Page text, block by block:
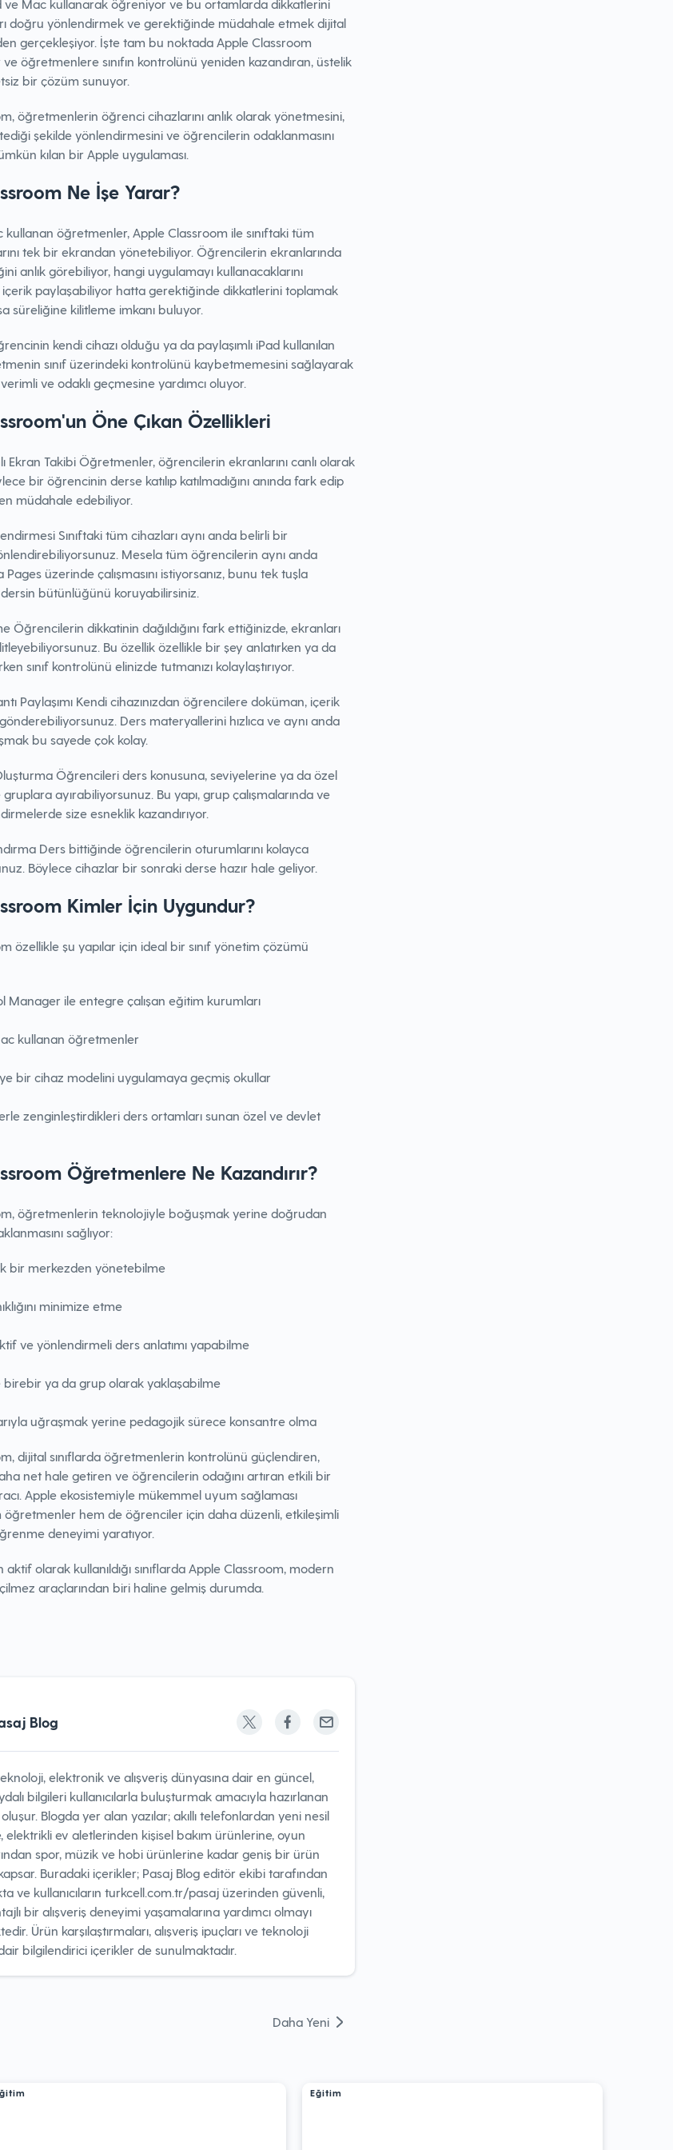
ve Mac kullanarak öğreniyor ve bu ortamlarda dikkatlerini
doğru yönlendirmek ve gerektiğinde müdahale etmek dijital
gerçekleşiyor. İşte tam bu noktada Apple Classroom
öğretmenlere sınıfın kontrolünü yeniden kazandıran, üstelik
bir çözüm sunuyor.
öğretmenlerin öğrenci cihazlarını anlık olarak yönetmesini,
şekilde yönlendirmesini ve öğrencilerin odaklanmasını
kılan bir Apple uygulaması.
Ne İşe Yarar?
kullanan öğretmenler, Apple Classroom ile sınıftaki tüm
tek bir ekrandan yönetebiliyor. Öğrencilerin ekranlarında
anlık görebiliyor, hangi uygulamayı kullanacaklarını
içerik paylaşabiliyor hatta gerektiğinde dikkatlerini toplamak
süreliğine kilitleme imkanı buluyor.
kendi cihazı olduğu ya da paylaşımlı iPad kullanılan
sınıf üzerindeki kontrolünü kaybetmemesini sağlayarak
ve odaklı geçmesine yardımcı oluyor.
Öne Çıkan Özellikleri
Ekran Takibi Öğretmenler, öğrencilerin ekranlarını canlı olarak
bir öğrencinin derse katılıp katılmadığını anında fark edip
müdahale edebiliyor.
Sınıftaki tüm cihazları aynı anda belirli bir
Mesela tüm öğrencilerin aynı anda
üzerinde çalışmasını istiyorsanız, bunu tek tuşla
bütünlüğünü koruyabilirsiniz.
Öğrencilerin dikkatinin dağıldığını fark ettiğinizde, ekranları
Bu özellik özellikle bir şey anlatırken ya da
sınıf kontrolünü elinizde tutmanızı kolaylaştırıyor.
Paylaşımı Kendi cihazınızdan öğrencilere doküman, içerik
Ders materyallerini hızlıca ve aynı anda
bu sayede çok kolay.
Öğrencileri ders konusuna, seviyelerine ya da özel
ayırabiliyorsunuz. Bu yapı, grup çalışmalarında ve
size esneklik kazandırıyor.
Ders bittiğinde öğrencilerin oturumlarını kolayca
Böylece cihazlar bir sonraki derse hazır hale geliyor.
Kimler İçin Uygundur?
özellikle şu yapılar için ideal bir sınıf yönetim çözümü
Manager ile entegre çalışan eğitim kurumları
kullanan öğretmenler
bir cihaz modelini uygulamaya geçmiş okullar
zenginleştirdikleri ders ortamları sunan özel ve devlet
Öğretmenlere Ne Kazandırır?
öğretmenlerin teknolojiyle boğuşmak yerine doğrudan
sağlıyor:
bir merkezden yönetebilme
minimize etme
ve yönlendirmeli ders anlatımı yapabilme
ya da grup olarak yaklaşabilme
uğraşmak yerine pedagojik sürece konsantre olma
dijital sınıflarda öğretmenlerin kontrolünü güçlendiren,
net hale getiren ve öğrencilerin odağını artıran etkili bir
Apple ekosistemiyle mükemmel uyum sağlaması
öğretmenler hem de öğrenciler için daha düzenli, etkileşimli
deneyimi yaratıyor.
aktif olarak kullanıldığı sınıflarda Apple Classroom, modern
araçlarından biri haline gelmiş durumda.
Blog
elektronik ve alışveriş dünyasına dair en güncel,
bilgileri kullanıcılarla buluşturmak amacıyla hazırlanan
Blogda yer alan yazılar; akıllı telefonlardan yeni nesil
elektrikli ev aletlerinden kişisel bakım ürünlerine, oyun
spor, müzik ve hobi ürünlerine kadar geniş bir ürün
Buradaki içerikler; Pasaj Blog editör ekibi tarafından
ve kullanıcıların turkcell.com.tr/pasaj üzerinden güvenli,
bir alışveriş deneyimi yaşamalarına yardımcı olmayı
Ürün karşılaştırmaları, alışveriş ipuçları ve teknoloji
bilgilendirici içerikler de sunulmaktadır.
Daha Yeni
Eğitim